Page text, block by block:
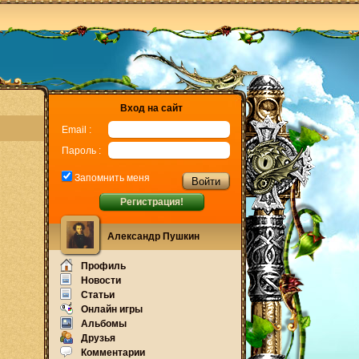
Вход на сайт
Email :
Пароль :
Запомнить меня
Регистрация!
Александр Пушкин
Профиль
Новости
Статьи
Онлайн игры
Альбомы
Друзья
Комментарии